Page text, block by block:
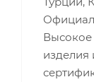
Высокое
изделия